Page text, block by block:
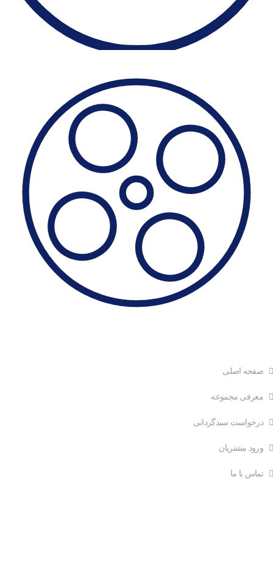
صفحه اصلی
معرفی مجموعه
درخواست سبدگردانی
ورود مشتریان
تماس با ما